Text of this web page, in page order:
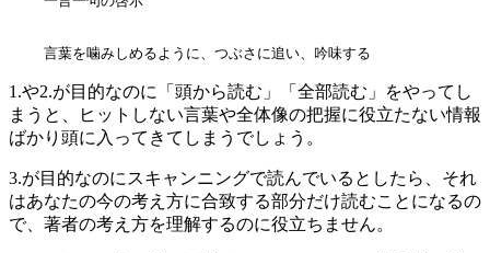
1.や2.が目的なのに「頭から読む」「全部読む」をやってし
まうと、ヒットしない言葉や全体像の把握に役立たない情報
ばかり頭に入ってきてしまうでしょう。
3.が目的なのにスキャンニングで読んでいるとしたら、それ
はあなたの今の考え方に合致する部分だけ読むことになるの
で、著者の考え方を理解するのに役立ちません。